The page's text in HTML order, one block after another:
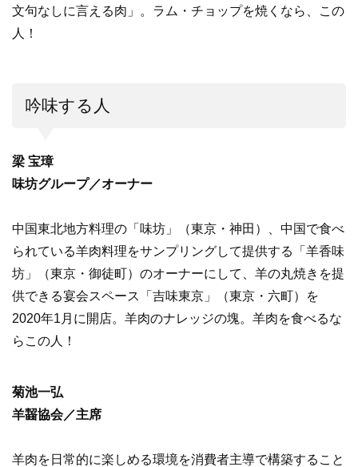
文句なしに言える肉」。ラム・チョップを焼くなら、この
人！
吟味する人
梁 宝璋
味坊グループ／オーナー
中国東北地方料理の「味坊」（東京・神田）、中国で食べ
られている羊肉料理をサンプリングして提供する「羊香味
坊」（東京・御徒町）のオーナーにして、羊の丸焼きを提
供できる宴会スペース「吉味東京」（東京・六町）を
2020年1月に開店。羊肉のナレッジの塊。羊肉を食べるな
らこの人！
菊池一弘
羊齧協会／主席
羊肉を日常的に楽しめる環境を消費者主導で構築すること